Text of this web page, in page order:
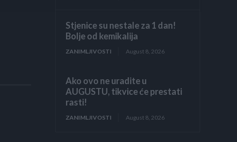
Stjenice su nestale za 1 dan!
Bolje od kemikalija
ZANIMLJIVOSTI August 8, 2026
Ako ovo ne uradite u
AUGUSTU, tikvice će prestati
rasti!
ZANIMLJIVOSTI August 8, 2026